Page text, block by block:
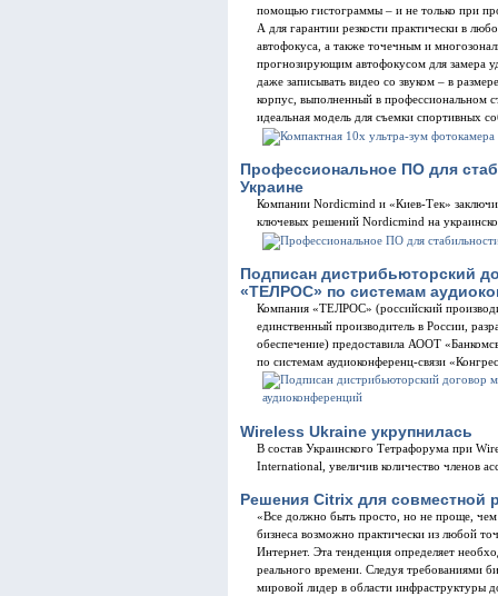
помощью гистограммы – и не только при
А для гарантии резкости практически в
автофокуса, а также точечным и
прогнозирующим автофокусом для
даже записывать видео со звуком – в
корпус, выполненный в профессиональном
идеальная модель для съемки спортивных
Профессиональное ПО для
Украине
Компании Nordicmind и «Киев-Тек»
ключевых решений Nordicmind на
Подписан дистрибьюторский
«ТЕЛРОС» по системам
Компания «ТЕЛРОС» (российский
единственный производитель в России,
обеспечение) предоставила АООТ
по системам аудиоконференц-связи
Wireless Ukraine укрупнилась
В состав Украинского Тетрафорума при
International, увеличив количество членов
Решения Citrix для совместной
«Все должно быть просто, но не проще,
бизнеса возможно практически из любой
Интернет. Эта тенденция определяет
реального времени. Следуя требованиями
мировой лидер в области инфраструктуры